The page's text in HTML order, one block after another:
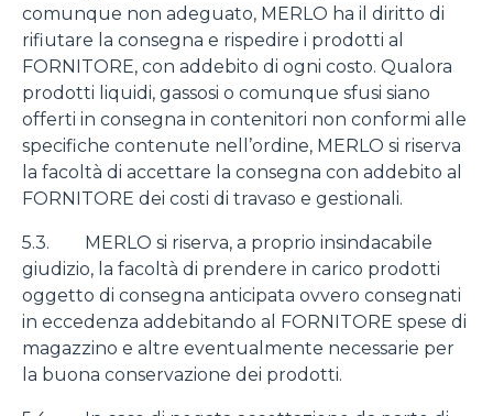
comunque non adeguato, MERLO ha il diritto di
rifiutare la consegna e rispedire i prodotti al
FORNITORE, con addebito di ogni costo. Qualora
prodotti liquidi, gassosi o comunque sfusi siano
offerti in consegna in contenitori non conformi alle
specifiche contenute nell’ordine, MERLO si riserva
la facoltà di accettare la consegna con addebito al
FORNITORE dei costi di travaso e gestionali.
5.3. MERLO si riserva, a proprio insindacabile
giudizio, la facoltà di prendere in carico prodotti
oggetto di consegna anticipata ovvero consegnati
in eccedenza addebitando al FORNITORE spese di
magazzino e altre eventualmente necessarie per
la buona conservazione dei prodotti.